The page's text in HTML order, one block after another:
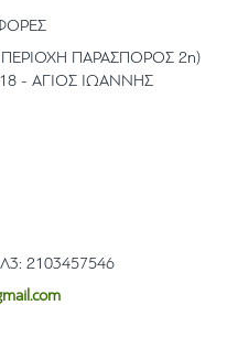
ΠΕΡΙΟΧΗ ΠΑΡΑΣΠΟΡΟΣ 2η)
- ΑΓΙΟΣ ΙΩΑΝΝΗΣ
2103457546